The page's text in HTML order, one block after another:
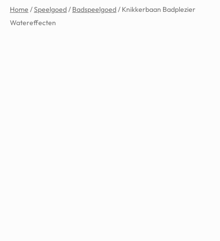
Home /Speelgoed/ Badspeelgoed/ Knikkerbaan Badplezier
Watereffecten